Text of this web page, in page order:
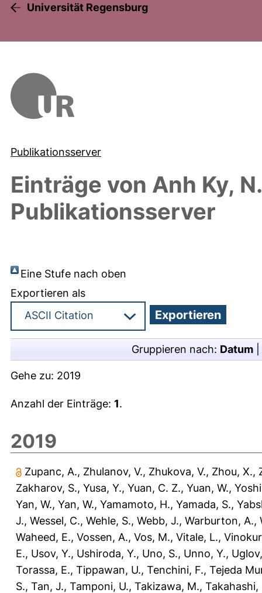
Universität Regensburg
Publikationsserver
Einträge von Anh Ky, N.
Publikationsserver
Eine Stufe nach oben
Exportieren als
Gruppieren nach: Datum
Gehe zu: 2019
Anzahl der Einträge: 1.
2019
Zupanc, A., Zhulanov, V., Zhukova, V., Zhou, X.,
Zakharov, S., Yusa, Y., Yuan, C. Z., Yuan, W.,
Yan, W., Yan, W., Yamamoto, H., Yamada, S.,
J., Wessel, C., Wehle, S., Webb, J., Warburton, A.,
Waheed, E., Vossen, A., Vos, M., Vitale, L.,
E., Usov, Y., Ushiroda, Y., Uno, S., Unno, Y.,
Torassa, E., Tippawan, U., Tenchini, F., Tejeda
S., Tan, J., Tamponi, U., Takizawa, M., Takahashi,